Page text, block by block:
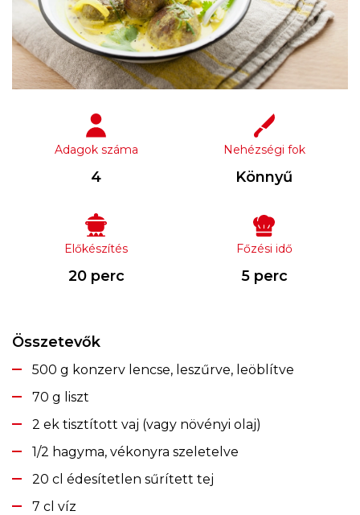
Adagok száma
4
Nehézségi fok
Könnyű
Előkészítés
20 perc
Főzési idő
5 perc
Összetevők
500 g konzerv lencse, leszűrve, leöblítve
70 g liszt
2 ek tisztított vaj (vagy növényi olaj)
1/2 hagyma, vékonyra szeletelve
20 cl édesítetlen sűrített tej
7 cl víz